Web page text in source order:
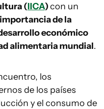
(IICA)con un
de la
económico
alimentaria mundial.
los
de los países
y el consumo de